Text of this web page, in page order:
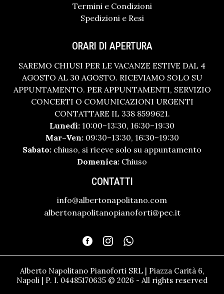
Termini e Condizioni
Spedizioni e Resi
ORARI DI APERTURA
SAREMO CHIUSI PER LE VACANZE ESTIVE DAL 4
AGOSTO AL 30 AGOSTO. RICEVIAMO SOLO SU
APPUNTAMENTO. PER APPUNTAMENTI, SERVIZIO
CONCERTI O COMUNICAZIONI URGENTI
CONTATTARE IL 338 8599621.
Lunedì: 10:00–13:30, 16:30–19:30
Mar–Ven:09:30–13:30, 16:30–19:30
Sabato: chiuso, si riceve solo su appuntamento
Domenica: Chiuso
CONTATTI
info@albertonapolitano.com
albertonapolitanopianoforti@pec.it
Alberto Napolitano Pianoforti SRL | Piazza Carità 6,
Napoli | P. I. 04485170635 © 2026 - All rights reserved